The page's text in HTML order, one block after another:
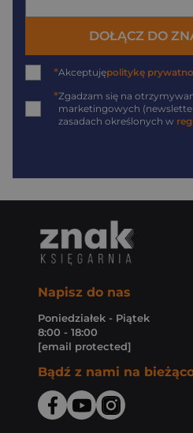
DOŁĄCZ DO
*Akceptujępolitykę
*Zgadzam się na
marketingowych
zasadach określonych w
Napisz do nas
Poniedziałek - Piątek
8:00 - 18:00
[email protected]
Bądź z nami na